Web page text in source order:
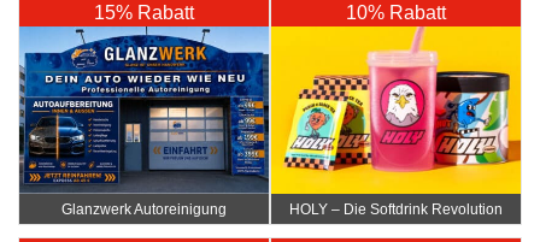
15% Rabatt
Glanzwerk Autoreinigung
10% Rabatt
HOLY – Die Softdrink Revolution